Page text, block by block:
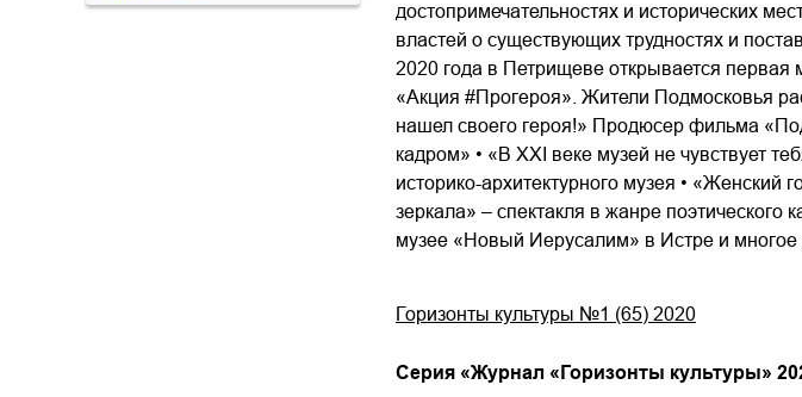
достопримечательностях и исторических
властей о существующих трудностях и
2020 года в Петрищеве открывается
«Акция #Прогероя». Жители Подмосковья
нашел своего героя!» Продюсер фильма
кадром» • «В XXI веке музей не чувствует
историко-архитектурного музея • «Женский
зеркала» – спектакля в жанре поэтического
музее «Новый Иерусалим» в Истре и многое
Горизонты культуры №1 (65) 2020
Cерия «Журнал «Горизонты культуры»